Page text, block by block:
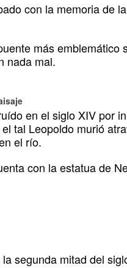
con la memoria de
más emblemático
nada mal.
en el siglo XIV por
tal Leopoldo murió
el río.
con la estatua de
segunda mitad del